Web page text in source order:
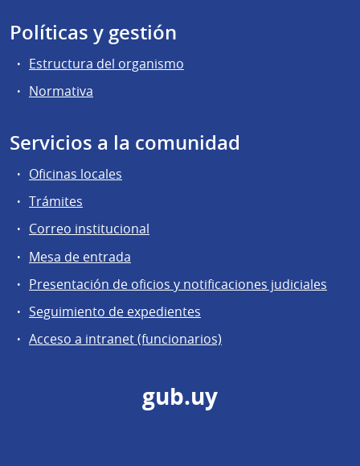
Políticas y gestión
Estructura del organismo
Normativa
Servicios a la comunidad
Oficinas locales
Trámites
Correo institucional
Mesa de entrada
Presentación de oficios y notificaciones judiciales
Seguimiento de expedientes
Acceso a intranet (funcionarios)
gub.uy